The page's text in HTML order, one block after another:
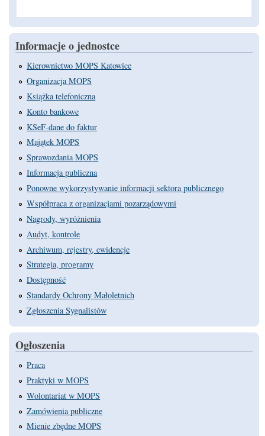
Informacje o jednostce
Kierownictwo MOPS Katowice
Organizacja MOPS
Książka telefoniczna
Konto bankowe
KSeF-dane do faktur
Majątek MOPS
Sprawozdania MOPS
Informacja publiczna
Ponowne wykorzystywanie informacji sektora publicznego
Współpraca z organizacjami pozarządowymi
Nagrody, wyróżnienia
Audyt, kontrole
Archiwum, rejestry, ewidencje
Strategia, programy
Dostępność
Standardy Ochrony Małoletnich
Zgłoszenia Sygnalistów
Ogłoszenia
Praca
Praktyki w MOPS
Wolontariat w MOPS
Zamówienia publiczne
Mienie zbędne MOPS